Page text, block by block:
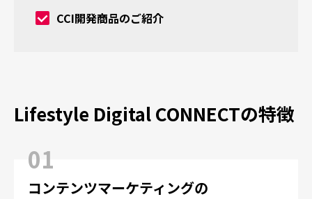
CCI開発商品のご紹介
Lifestyle Digital CONNECTの特徴
01
コンテンツマーケティングの